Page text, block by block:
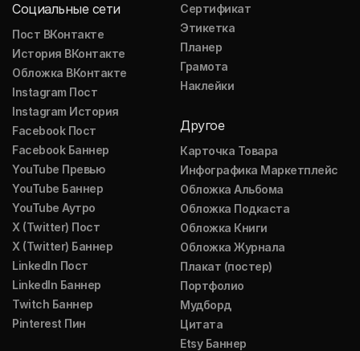
Социальные сети
Пост ВКонтакте
История ВКонтакте
Обложка ВКонтакте
Instagram Пост
Instagram История
Facebook Пост
Facebook Баннер
YouTube Превью
YouTube Баннер
YouTube Аутро
X (Twitter) Пост
X (Twitter) Баннер
LinkedIn Пост
LinkedIn Баннер
Twitch Баннер
Pinterest Пин
Сертификат
Этикетка
Планер
Грамота
Наклейки
Другое
Карточка Товара
Инфографика Маркетплейс
Обложка Альбома
Обложка Подкаста
Обложка Книги
Обложка Журнала
Плакат (постер)
Портфолио
Мудборд
Цитата
Etsy Баннер